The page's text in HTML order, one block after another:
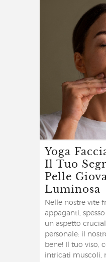
Yoga
Il Tuo
Pelle
Luminosa
Nelle nostre vite
appaganti,
un aspetto
personale: il
bene! Il tuo viso,
intricati muscoli,